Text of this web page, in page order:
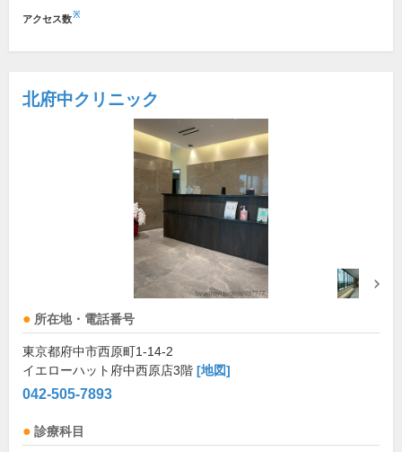
アクセス数※
北府中クリニック
所在地・電話番号
東京都府中市西原町1-14-2
イエローハット府中西原店3階 [地図]
042-505-7893
診療科目